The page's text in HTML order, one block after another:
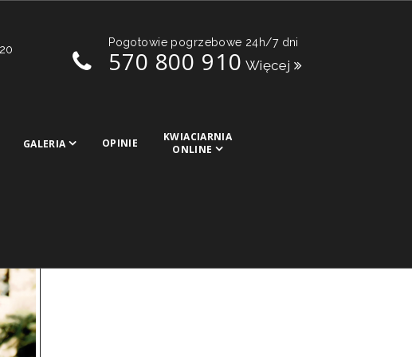
Pogotowie pogrzebowe 24h/7 dni
570 800 910 Więcej
GALERIA OPINIE
KWIACIARNIA
ONLINE